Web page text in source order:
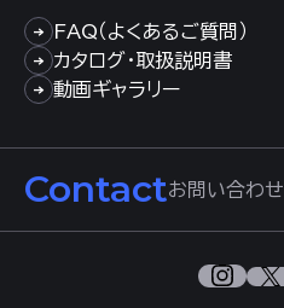
FAQ（よくあるご質問）
カタログ・取扱説明書
動画ギャラリー
Contactお問い合わせ